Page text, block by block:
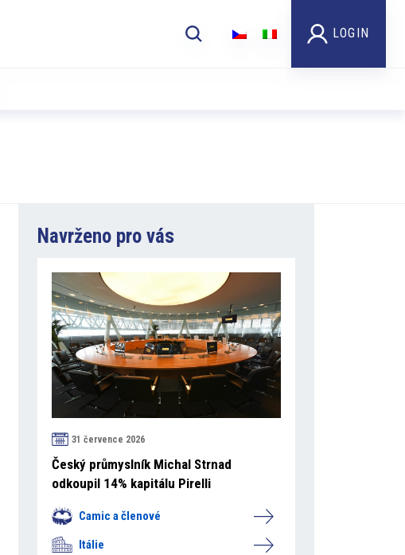
LOGIN
Navrženo pro vás
31 července 2026
Český průmyslník Michal Strnad
odkoupil 14% kapitálu Pirelli
Camic a členové
Itálie